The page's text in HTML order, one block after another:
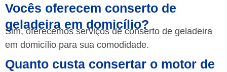
Vocês oferecem conserto de
geladeira em domicílio?
Sim, oferecemos serviços de conserto de geladeira
em domicílio para sua comodidade.
Quanto custa consertar o motor de